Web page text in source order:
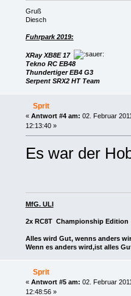
Gruß
Diesch
Fuhrpark 2019:
XRay XB8E 17
Tekno RC EB48
Thundertiger EB4 G3
Serpent SRX2 HT Team
Sprit
« Antwort #4 am: 02. Februar
12:13:40 »
Es war der
MfG. ULI
2x RC8T Championship Edition
Alles wird Gut, wenns anders
Wenn es anders wird,ist alles
Sprit
« Antwort #5 am: 02. Februar
12:48:56 »